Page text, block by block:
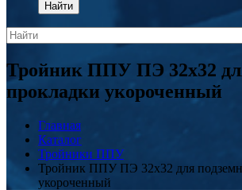
Найти
Тройник ППУ ПЭ 32x32
прокладки укороченный
Главная
Каталог
Тройники ППУ
Тройник ППУ ПЭ 32x32 для
укороченный